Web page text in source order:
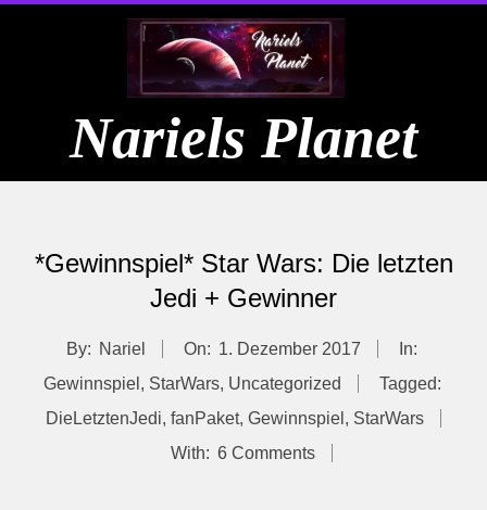
Nariels Planet
Menu
*Gewinnspiel* Star Wars: Die letzten
Jedi + Gewinner
By: Nariel On: 1. Dezember 2017
In:
Gewinnspiel , StarWars, Uncategorized
Tagged:
DieLetztenJedi, fanPaket, Gewinnspiel , StarWars
With: 6 Comments